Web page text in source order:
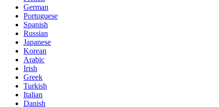
German
Portuguese
Spanish
Russian
Japanese
Korean
Arabic
Irish
Greek
Turkish
Italian
Danish